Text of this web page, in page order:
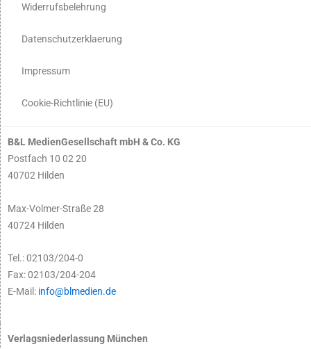
Widerrufsbelehrung
Datenschutzerklaerung
Impressum
Cookie-Richtlinie (EU)
B&L MedienGesellschaft mbH & Co. KG
Postfach 10 02 20
40702 Hilden
Max-Volmer-Straße 28
40724 Hilden
Tel.: 02103/204-0
Fax: 02103/204-204
E-Mail: info@blmedien.de
Verlagsniederlassung München